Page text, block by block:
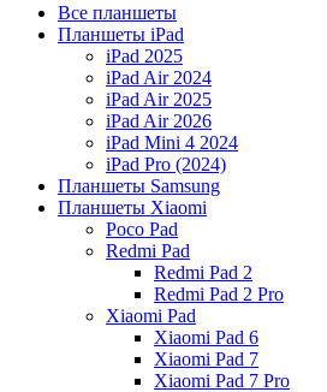
Все планшеты
Планшеты iPad
iPad 2025
iPad Air 2024
iPad Air 2025
iPad Air 2026
iPad Mini 4 2024
iPad Pro (2024)
Планшеты Samsung
Планшеты Xiaomi
Poco Pad
Redmi Pad
Redmi Pad 2
Redmi Pad 2 Pro
Xiaomi Pad
Xiaomi Pad 6
Xiaomi Pad 7
Xiaomi Pad 7 Pro